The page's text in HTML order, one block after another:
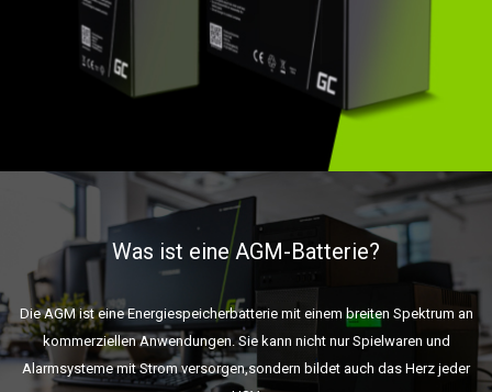
Was ist eine AGM-Batterie?
Die AGM ist eine Energiespeicherbatterie mit einem breiten Spektrum an
kommerziellen Anwendungen. Sie kann nicht nur Spielwaren und
Alarmsysteme mit Strom versorgen,sondern bildet auch das Herz jeder